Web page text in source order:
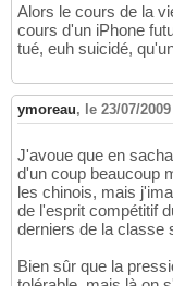
Alors le cours de la
cours d'un iPhone
tué, euh suicidé,
ymoreau, le 23/07/
J'avoue que en
d'un coup beaucoup
les chinois, mais
de l'esprit compétitif
derniers de la classe
Bien sûr que la